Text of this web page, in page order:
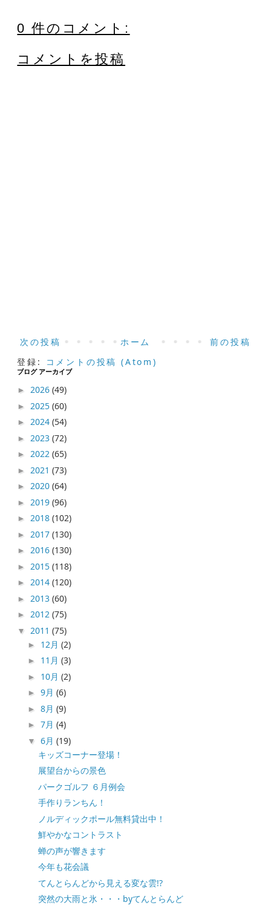
0 件のコメント:
コメントを投稿
次の投稿 前の投稿
ホーム
登録:
コメントの投稿 (Atom)
ブログ アーカイブ
►2026(49)
► 2025(60)
►2024(54)
► 2023(72)
►2022(65)
► 2021(73)
►2020(64)
► 2019(96)
►2018(102)
► 2017(130)
►2016(130)
► 2015(118)
►2014(120)
► 2013(60)
►2012(75)
▼ 2011(75)
► 12月(2)
► 11月(3)
► 10月(2)
►9月(6)
►8月(9)
►7月(4)
▼6月(19)
キッズコーナー登場！
展望台からの景色
パークゴルフ ６月例会
手作りランちん！
ノルディックポール無料貸出中！
鮮やかなコントラスト
蝉の声が響きます
今年も花会議
てんとらんどから見える変な雲!?
突然の大雨と氷・・・byてんとらんど